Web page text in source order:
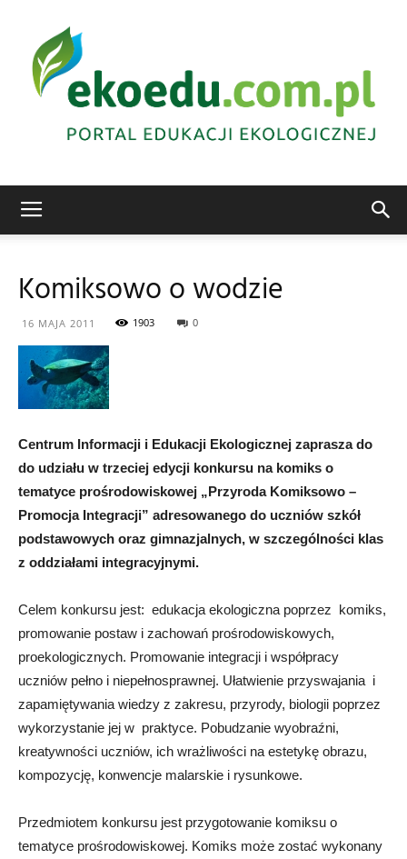
Komiksowo o wodzie
16 MAJA 2011 1903 0
Centrum Informacji i Edukacji Ekologicznej zaprasza do
do udziału w trzeciej edycji konkursu na komiks o
tematyce prośrodowiskowej „Przyroda Komiksowo –
Promocja Integracji” adresowanego do uczniów szkół
podstawowych oraz gimnazjalnych, w szczególności klas
z oddziałami integracyjnymi.
Celem konkursu jest: edukacja ekologiczna poprzez komiks,
promowanie postaw i zachowań prośrodowiskowych,
proekologicznych. Promowanie integracji i współpracy
uczniów pełno i niepełnosprawnej. Ułatwienie przyswajania i
zapamiętywania wiedzy z zakresu, przyrody, biologii poprzez
wykorzystanie jej w praktyce. Pobudzanie wyobraźni,
kreatywności uczniów, ich wrażliwości na estetykę obrazu,
kompozycję, konwencje malarskie i rysunkowe.
Przedmiotem konkursu jest przygotowanie komiksu o
tematyce prośrodowiskowej. Komiks może zostać wykonany